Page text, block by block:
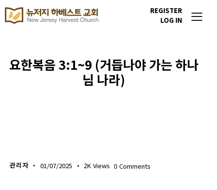
REGISTER
LOG IN
요한복음 3:1~9 (거듭나야 가는 하나
님 나라)
관리자 01/07/2025 2K Views 0 Comments